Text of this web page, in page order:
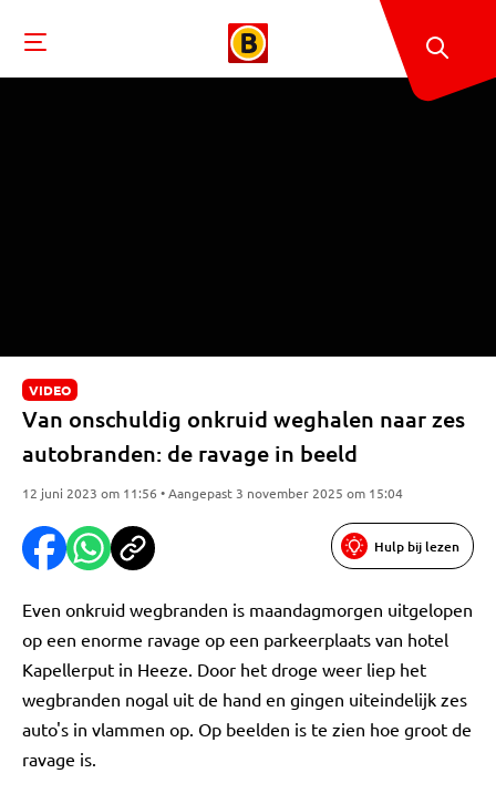
VIDEO
Van onschuldig onkruid weghalen naar zes
autobranden: de ravage in beeld
12 juni 2023 om 11:56 • Aangepast 3 november 2025 om 15:04
Hulp bij lezen
Even onkruid wegbranden is maandagmorgen uitgelopen
op een enorme ravage op een parkeerplaats van hotel
Kapellerput in Heeze. Door het droge weer liep het
wegbranden nogal uit de hand en gingen uiteindelijk zes
auto's in vlammen op. Op beelden is te zien hoe groot de
ravage is.